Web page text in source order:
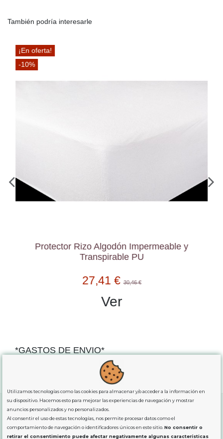
También podría interesarle
¡En oferta!
-10%
Protector Rizo Algodón Impermeable y
Transpirable PU
27,41 €30,46 €
Ver
*GASTOS DE ENVIO*
para comprassuperiores a 80€
SOBRE NOSOTROS
Utilizamos tecnologías como las cookies para almacenar y/o acceder a la información en
su dispositivo. Hacemos esto para mejorar las experiencias de navegación y mostrar
anuncios personalizados y no personalizados.
Al consentir el uso de estas tecnologías, nos permite procesar datos como el
comportamiento de navegación o identificadores únicos en este sitio.No consentir o
retirar el consentimiento puede afectar negativamente algunas características